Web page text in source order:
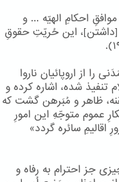
احکامِ الهیّه ... و
این حُریّتِ حقوقِ
را از اروپائیان ناروا
شده، اشاره کرده و
ظاهر و مُبَرهن گشت که
عموم متوجّهِ این امورِ
اقالیمِ سائره گردد»
جز احترام به رفاه و